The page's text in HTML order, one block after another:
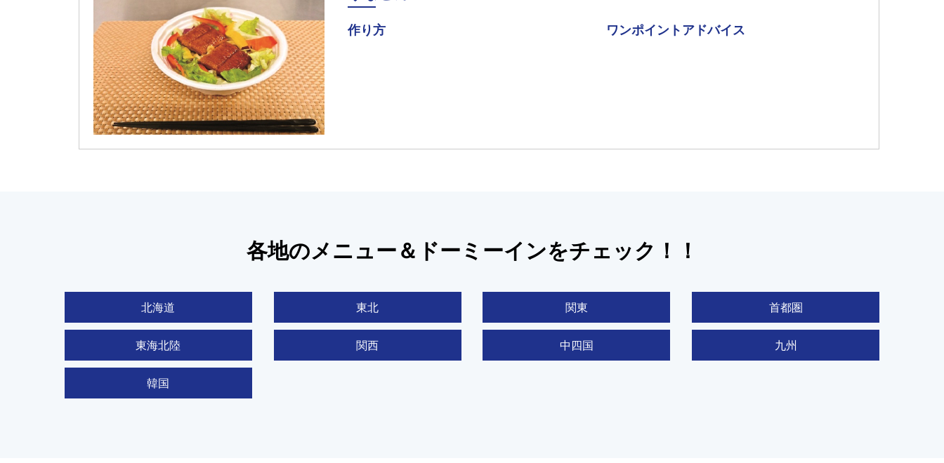
作り方 ワンポイントアドバイス
各地のメニュー＆ドーミーインをチェック！！
北海道 東北 関東 首都圏
東海北陸 関西 中四国 九州
韓国